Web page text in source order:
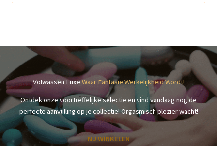
Volwassen LuxeWaar Fantasie Werkelijkheid Wordt!
Ontdek onze voortreffelijke selectie en vind vandaag nog de
perfecte aanvulling op je collectie! Orgasmisch plezier wacht!
NU WINKELEN